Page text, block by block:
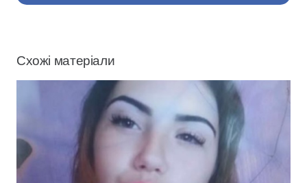
Схожі матеріали